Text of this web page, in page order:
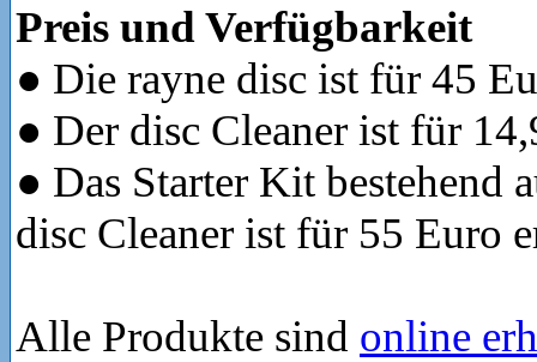
Preis und Verfügbarkeit
● Die rayne disc ist für 45
● Der disc Cleaner ist für
● Das Starter Kit bestehend
disc Cleaner ist für 55 Euro
Alle Produkte sind online